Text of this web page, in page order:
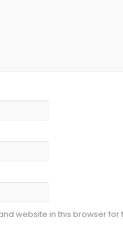
website in this browser for